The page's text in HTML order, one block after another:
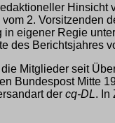
2. Vorsitzenden
eigener Regie
des Berichtsjahres
Mitglieder seit
Bundespost Mitte
der cq-DL. In